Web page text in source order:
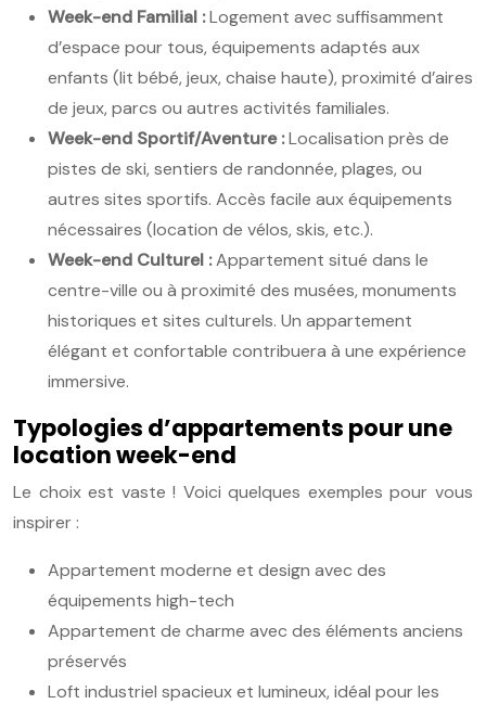
Week-end Familial :Logement avec suffisamment
d’espace pour tous, équipements adaptés aux
enfants (lit bébé, jeux, chaise haute), proximité d’aires
de jeux, parcs ou autres activités familiales.
Week-end Sportif/Aventure :Localisation près de
pistes de ski, sentiers de randonnée, plages, ou
autres sites sportifs. Accès facile aux équipements
nécessaires (location de vélos, skis, etc.).
Week-end Culturel :Appartement situé dans le
centre-ville ou à proximité des musées, monuments
historiques et sites culturels. Un appartement
élégant et confortable contribuera à une expérience
immersive.
Typologies d’appartements pour une
location week-end
Le choix est vaste ! Voici quelques exemples pour vous
inspirer :
Appartement moderne et design avec des
équipements high-tech
Appartement de charme avec des éléments anciens
préservés
Loft industriel spacieux et lumineux, idéal pour les